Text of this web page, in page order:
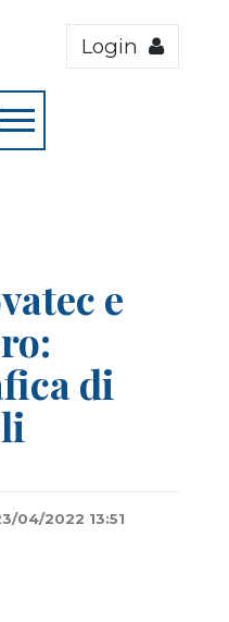
Login
e
di
04/2022 13:51